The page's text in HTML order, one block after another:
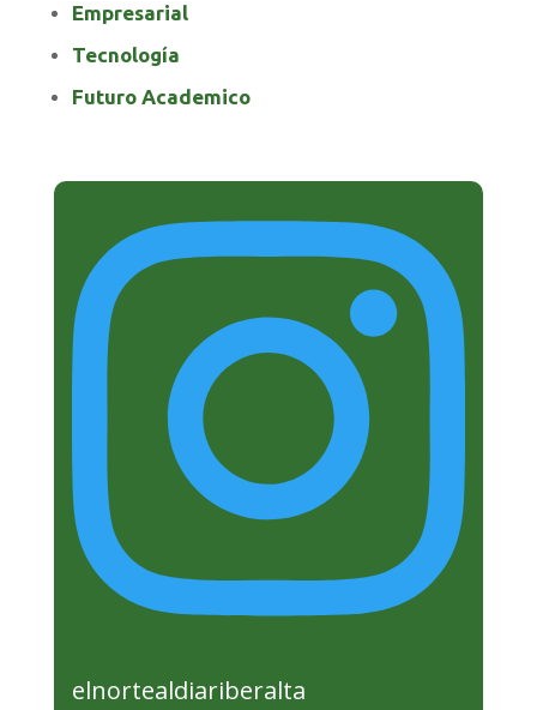
Empresarial
Tecnología
Futuro Academico
elnortealdiariberalta